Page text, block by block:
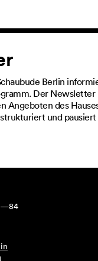
Berlin
Der
Angeboten des
und pausiert